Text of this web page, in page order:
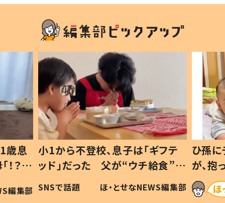
歳息
？」
編集部
小1から不登校、息子は「ギフテ
ッド」だった 父が“ウチ給食”を
作り続ける理由とは #令和の親
#令和の子
SNSで話題 ほ・とせなNEWS編集部
ひ孫
が、
「涙が
い」